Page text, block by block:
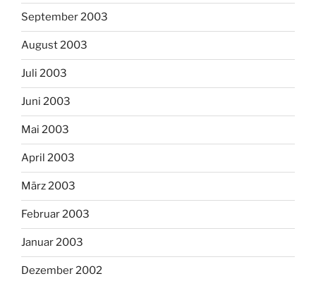
September 2003
August 2003
Juli 2003
Juni 2003
Mai 2003
April 2003
März 2003
Februar 2003
Januar 2003
Dezember 2002